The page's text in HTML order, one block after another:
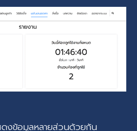
งข้อมูลหลายส่วนด้วยกัน